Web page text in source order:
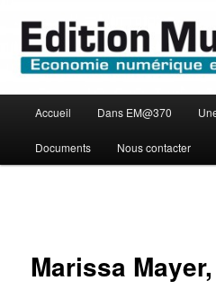
contenu
principalEdition
principal
Accueil Dans EM@370
Documents Nous contacter
Marissa